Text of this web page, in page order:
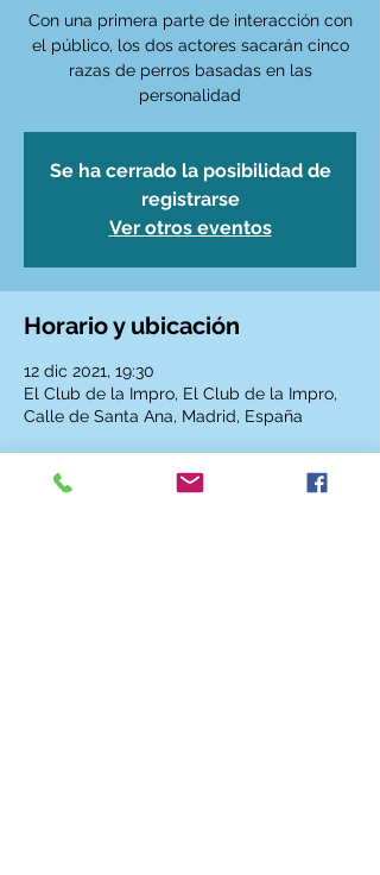
Con una primera parte de interacción con
el público, los dos actores sacarán cinco
razas de perros basadas en las
personalidad
Se ha cerrado la posibilidad de
registrarse
Ver otros eventos
Horario y ubicación
12 dic 2021, 19:30
El Club de la Impro, El Club de la Impro,
Calle de Santa Ana, Madrid, España
Descripción